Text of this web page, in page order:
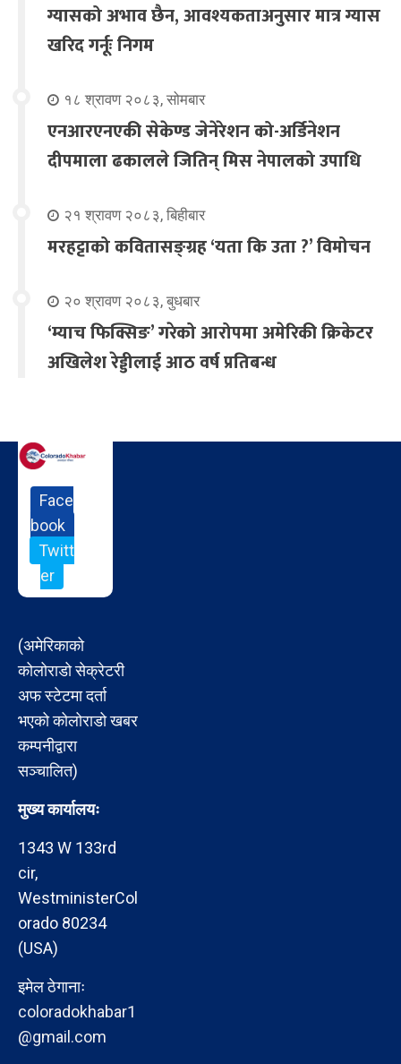
ग्यासको अभाव छैन, आवश्यकताअनुसार मात्र ग्यास
खरिद गर्नूः निगम
१८ श्रावण २०८३, सोमबार
एनआरएनएकी सेकेण्ड जेनेरेशन को-अर्डिनेशन
दीपमाला ढकालले जितिन् मिस नेपालको उपाधि
२१ श्रावण २०८३, बिहीबार
मरहट्टाको कवितासङ्ग्रह ‘यता कि उता ?’ विमोचन
२० श्रावण २०८३, बुधबार
‘म्याच फिक्सिङ’ गरेको आरोपमा अमेरिकी क्रिकेटर
अखिलेश रेड्डीलाई आठ वर्ष प्रतिबन्ध
Face
book
Twitt
er
(अमेरिकाको
कोलोराडो सेक्रेटरी
अफ स्टेटमा दर्ता
भएको कोलोराडो खबर
कम्पनीद्वारा
सञ्चालित)
मुख्य कार्यालयः
1343 W 133rd
cir,
WestministerCol
orado 80234
(USA)
इमेल ठेगानाः
coloradokhabar1
@gmail.com